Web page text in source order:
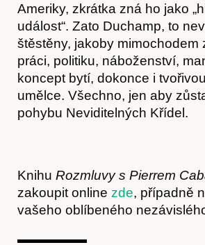
Ameriky, zkrátka zná ho jako
událost“. Zato Duchamp, to
štěstěny, jakoby mimochodem
práci, politiku, náboženství,
koncept bytí, dokonce i
umělce. Všechno, jen aby
pohybu Neviditelných Křídel.
Knihu Rozmluvy s Pierrem
zakoupit online zde, případně
vašeho oblíbeného